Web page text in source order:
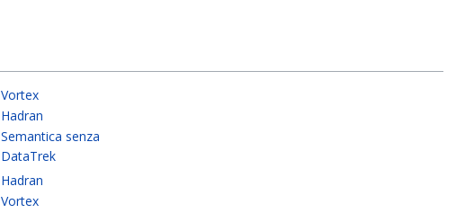
Vortex
Hadran
Semantica senza
DataTrek
Hadran
Vortex